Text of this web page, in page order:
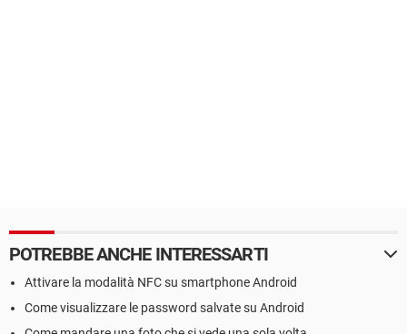
POTREBBE ANCHE INTERESSARTI
Attivare la modalità NFC su smartphone Android
Come visualizzare le password salvate su Android